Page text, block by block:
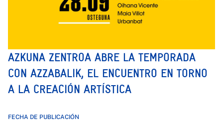
AZKUNA ZENTROA ABRE LA TEMPORADA
CON AZZABALIK, EL ENCUENTRO EN TORNO
A LA CREACIÓN ARTÍSTICA
FECHA DE PUBLICACIÓN